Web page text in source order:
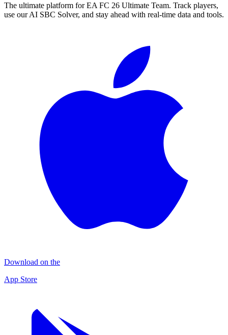
The ultimate platform for EA FC 26 Ultimate Team. Track players,
use our AI SBC Solver, and stay ahead with real-time data and tools.
Download on the
App Store